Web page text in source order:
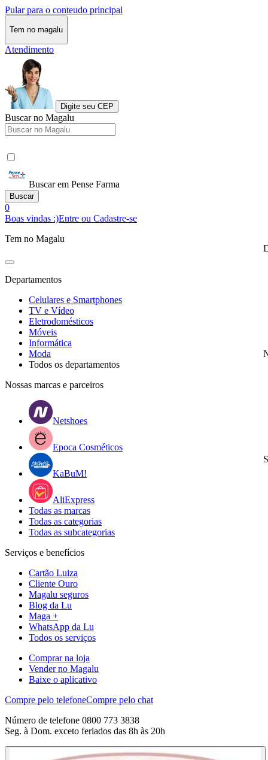
Pular para o conteudo principal
Tem no magalu
Atendimento
Digite seu CEP
Buscar no Magalu
Buscar em Pense Farma
Buscar
0
Boas vindas :)Entre ou Cadastre-se
Tem no Magalu
Departamentos
Celulares e Smartphones
TV e Vídeo
Eletrodomésticos
Móveis
Informática
Moda
Todos os departamentos
Nossas marcas e parceiros
Netshoes
Epoca Cosméticos
KaBuM!
AliExpress
Todas as marcas
Todas as categorias
Todas as subcategorias
Serviços e benefícios
Cartão Luiza
Cliente Ouro
Magalu seguros
Blog da Lu
Maga +
WhatsApp da Lu
Todos os serviços
Comprar na loja
Vender no Magalu
Baixe o aplicativo
Compre pelo telefoneCompre pelo chat
Número de telefone 0800 773 3838
Seg. à Dom. exceto feriados das 8h às 20h